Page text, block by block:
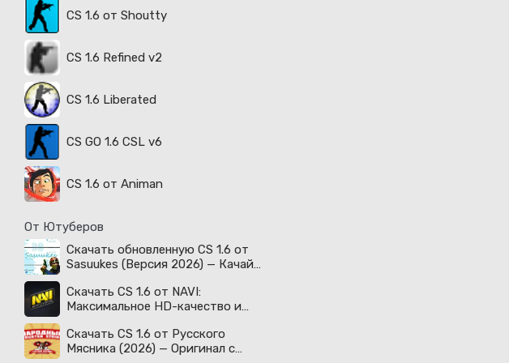
CS 1.6 от Shoutty
CS 1.6 Refined v2
CS 1.6 Liberated
CS GO 1.6 CSL v6
CS 1.6 от Animan
От Ютуберов
Скачать обновленную CS 1.6 от
Sasuukes (Версия 2026) — Качай
Скачать CS 1.6 от NAVI:
Максимальное HD-качество и
Скачать CS 1.6 от Русского
Мясника (2026) — Оригинал с